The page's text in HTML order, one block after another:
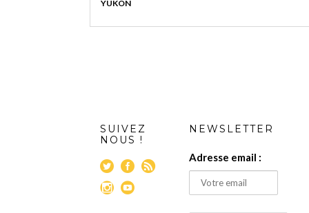
YUKON
SUIVEZ
NOUS !
NEWSLETTER
Adresse email :